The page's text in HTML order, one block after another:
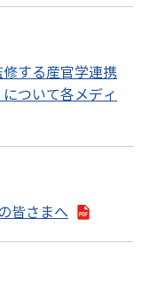
する産官学連携
ついて各メディ
皆さまへ